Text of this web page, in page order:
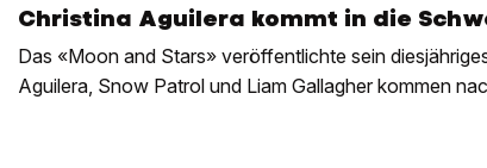
Christina Aguilera kommt in die
Das «Moon and Stars» veröffentlichte sein
Aguilera, Snow Patrol und Liam Gallagher kommen